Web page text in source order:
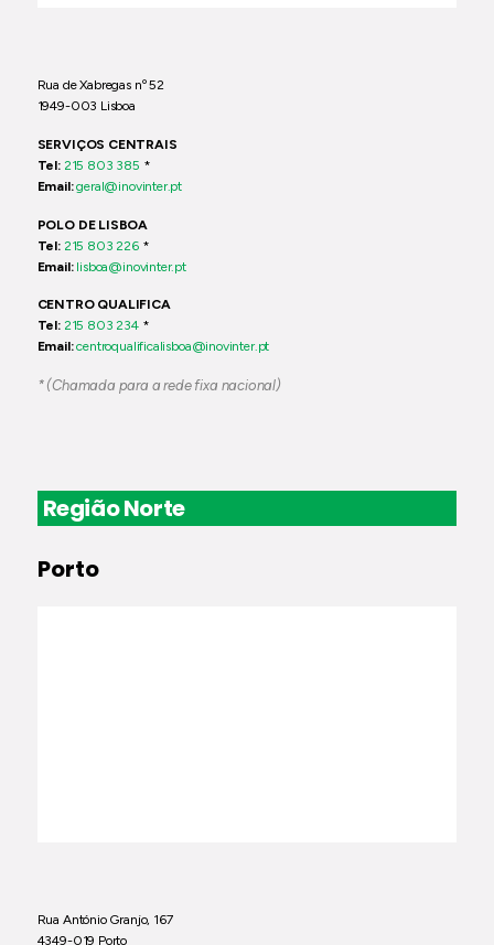
Rua de Xabregas nº 52
1949-003 Lisboa
SERVIÇOS CENTRAIS
Tel: 215 803 385 *
Email:geral@inovinter.pt
POLO DE LISBOA
Tel: 215 803 226*
Email: lisboa@inovinter.pt
CENTRO QUALIFICA
Tel: 215 803 234*
Email:centroqualificalisboa@inovinter.pt
* (Chamada para a rede fixa nacional)
Região Norte
Porto
Rua António Granjo, 167
4349-019 Porto